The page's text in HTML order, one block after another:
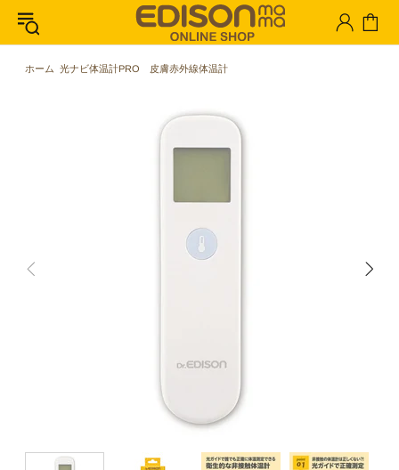
ホーム 光ナビ体温計PRO 皮膚赤外線体温計